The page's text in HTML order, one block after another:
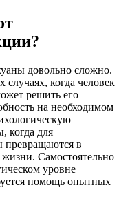
довольно сложно.
когда человек
решить его
на необходимом
когда для
превращаются в
Самостоятельно
уровне
помощь опытных